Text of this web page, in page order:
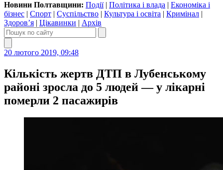
Новини Полтавщини: Події| Політика і влада | Економіка і
бізнес | Спорт | Суспільство | Культура і освіта | Кримінал |
Здоров’я | Цікавинки | Архів
20 лютого 2019, 09:48
Кількість жертв ДТП в Лубенському
районі зросла до 5 людей — у лікарні
померли 2 пасажирів